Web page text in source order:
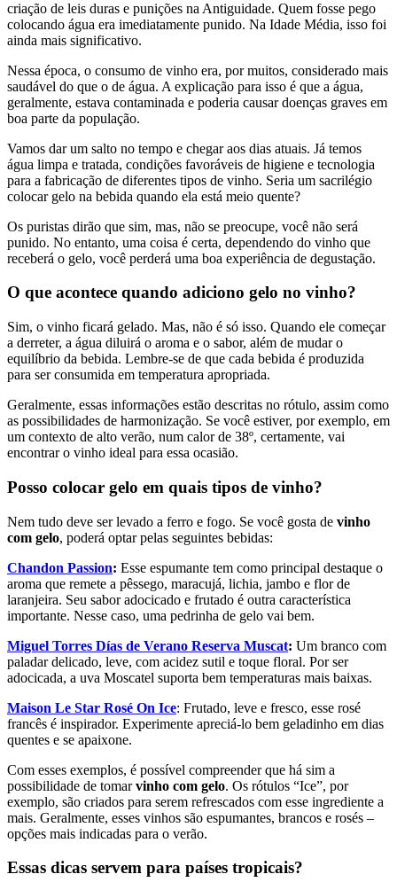
criação de leis duras e punições na Antiguidade. Quem fosse pego
colocando água era imediatamente punido. Na Idade Média, isso foi
ainda mais significativo.
Nessa época, o consumo de vinho era, por muitos, considerado mais
saudável do que o de água. A explicação para isso é que a água,
geralmente, estava contaminada e poderia causar doenças graves em
boa parte da população.
Vamos dar um salto no tempo e chegar aos dias atuais. Já temos
água limpa e tratada, condições favoráveis de higiene e tecnologia
para a fabricação de diferentes tipos de vinho. Seria um sacrilégio
colocar gelo na bebida quando ela está meio quente?
Os puristas dirão que sim, mas, não se preocupe, você não será
punido. No entanto, uma coisa é certa, dependendo do vinho que
receberá o gelo, você perderá uma boa experiência de degustação.
O que acontece quando adiciono gelo no vinho?
Sim, o vinho ficará gelado. Mas, não é só isso. Quando ele começar
a derreter, a água diluirá o aroma e o sabor, além de mudar o
equilíbrio da bebida. Lembre-se de que cada bebida é produzida
para ser consumida em temperatura apropriada.
Geralmente, essas informações estão descritas no rótulo, assim como
as possibilidades de harmonização. Se você estiver, por exemplo, em
um contexto de alto verão, num calor de 38º, certamente, vai
encontrar o vinho ideal para essa ocasião.
Posso colocar gelo em quais tipos de vinho?
Nem tudo deve ser levado a ferro e fogo. Se você gosta de vinho
com gelo, poderá optar pelas seguintes bebidas:
Chandon Passion: Esse espumante tem como principal destaque o
aroma que remete a pêssego, maracujá, lichia, jambo e flor de
laranjeira. Seu sabor adocicado e frutado é outra característica
importante. Nesse caso, uma pedrinha de gelo vai bem.
Miguel Torres Días de Verano Reserva Muscat: Um branco com
paladar delicado, leve, com acidez sutil e toque floral. Por ser
adocicada, a uva Moscatel suporta bem temperaturas mais baixas.
Maison Le Star Rosé On Ice: Frutado, leve e fresco, esse rosé
francês é inspirador. Experimente apreciá-lo bem geladinho em dias
quentes e se apaixone.
Com esses exemplos, é possível compreender que há sim a
possibilidade de tomarvinho com gelo. Os rótulos “Ice”, por
exemplo, são criados para serem refrescados com esse ingrediente a
mais. Geralmente, esses vinhos são espumantes, brancos e rosés –
opções mais indicadas para o verão.
Essas dicas servem para países tropicais?